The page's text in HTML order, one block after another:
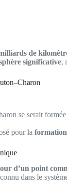
de
significative,
se serait formée
pour la
d’un point
dans le